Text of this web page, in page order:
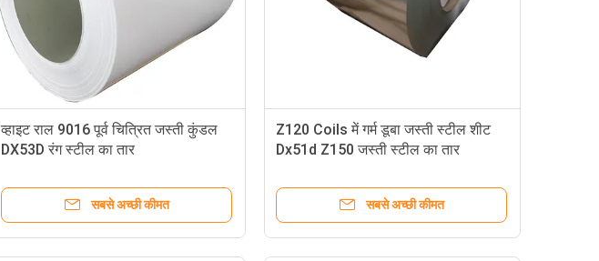
व्हाइट राल 9016 पूर्व चित्रित जस्ती कुंडल
DX53D रंग स्टील का तार
सबसे अच्छी कीमत
Z120 Coils में गर्म डूबा जस्ती स्टील शीट
Dx51d Z150 जस्ती स्टील का तार
सबसे अच्छी कीमत